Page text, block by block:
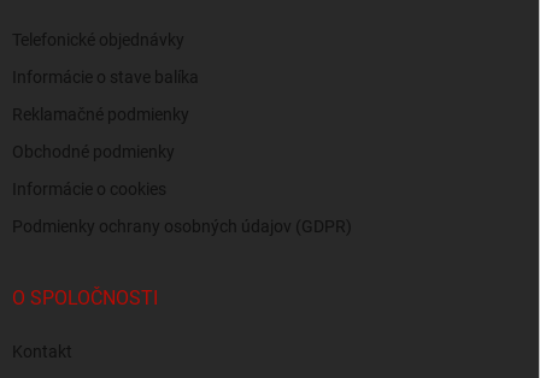
Telefonické objednávky
Informácie o stave balíka
Reklamačné podmienky
Obchodné podmienky
Informácie o cookies
Podmienky ochrany osobných údajov (GDPR)
O SPOLOČNOSTI
Kontakt